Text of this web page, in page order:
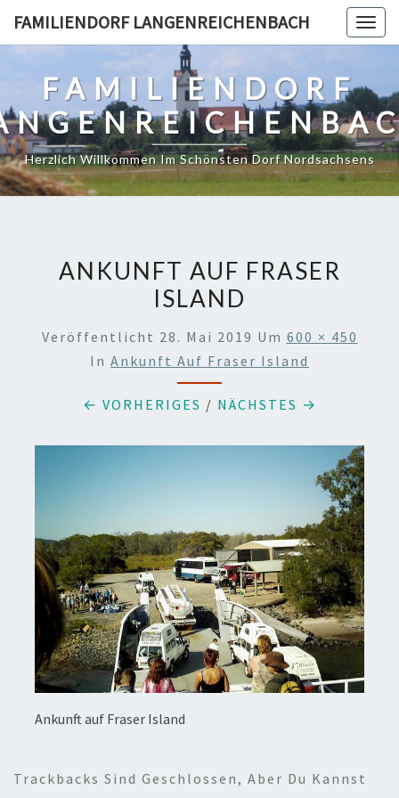
content
FAMILIENDORF LANGENREICHENBACH
FAMILIENDORF
Herzlich Willkommen Im Schönsten Dorf Nordsachsens
ANKUNFT AUF FRASER
ISLAND
Veröffentlicht 28. Mai 2019 Um 600 × 450
In Ankunft Auf Fraser Island
← VORHERIGES / NÄCHSTES →
Ankunft auf Fraser Island
Trackbacks Sind Geschlossen, Aber Du Kannst